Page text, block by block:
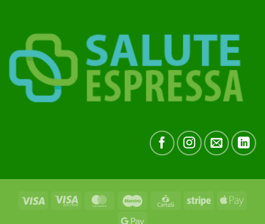
Visa
Visa
MasterCardMaestro CartaSi Stripe
Apple
Google